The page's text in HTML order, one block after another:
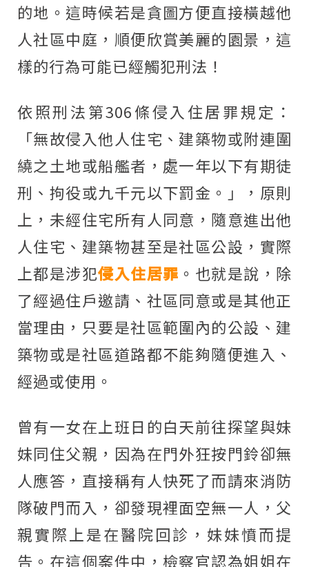
的地。這時候若是貪圖方便直接橫越他
人社區中庭，順便欣賞美麗的園景，這
樣的行為可能已經觸犯刑法！
依照刑法第306條侵入住居罪規定：
「無故侵入他人住宅、建築物或附連圍
繞之土地或船艦者，處一年以下有期徒
刑、拘役或九千元以下罰金。」，原則
上，未經住宅所有人同意，隨意進出他
人住宅、建築物甚至是社區公設，實際
上都是涉犯侵入住居罪 。也就是說，除
了經過住戶邀請、社區同意或是其他正
當理由，只要是社區範圍內的公設、建
築物或是社區道路都不能夠隨便進入、
經過或使用。
曾有一女在上班日的白天前往探望與妹
妹同住父親，因為在門外狂按門鈴卻無
人應答，直接稱有人快死了而請來消防
隊破門而入，卻發現裡面空無一人，父
親實際上是在醫院回診，妹妹憤而提
告。在這個案件中，檢察官認為姐姐在